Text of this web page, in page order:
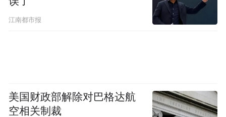
江南都市报
美国财政部解除对巴格达航
空相关制裁